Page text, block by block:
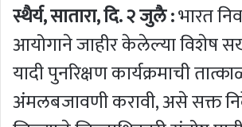
स्थैर्य, सातारा, दि. २ जुलै :भारत
आयोगाने जाहीर केलेल्या विशेष
यादी पुनरिक्षण कार्यक्रमाची
अंमलबजावणी करावी, असे सक्त